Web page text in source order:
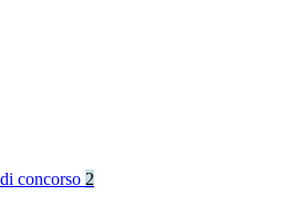
concorso 2